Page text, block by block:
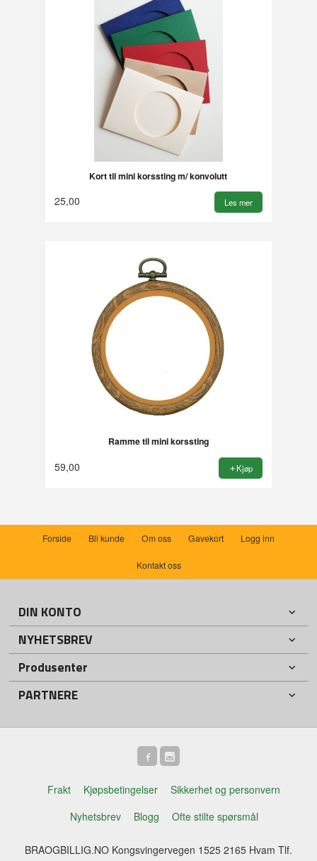
Kort til mini korssting m/ konvolutt
25,00 Les mer
Ramme til mini korssting
59,00 Kjøp
Forside Bli kunde Om oss Gavekort Logg inn
Kontakt oss
DIN KONTO
NYHETSBREV
Produsenter
PARTNERE
Frakt Kjøpsbetingelser
Sikkerhet og personvern
Nyhetsbrev
Blogg Ofte stilte spørsmål
BRAOGBILLIG.NO Kongsvingervegen 1525 2165 Hvam Tlf.